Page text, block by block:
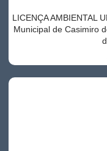
LICENÇA AMBIENTAL
Municipal de Casimiro